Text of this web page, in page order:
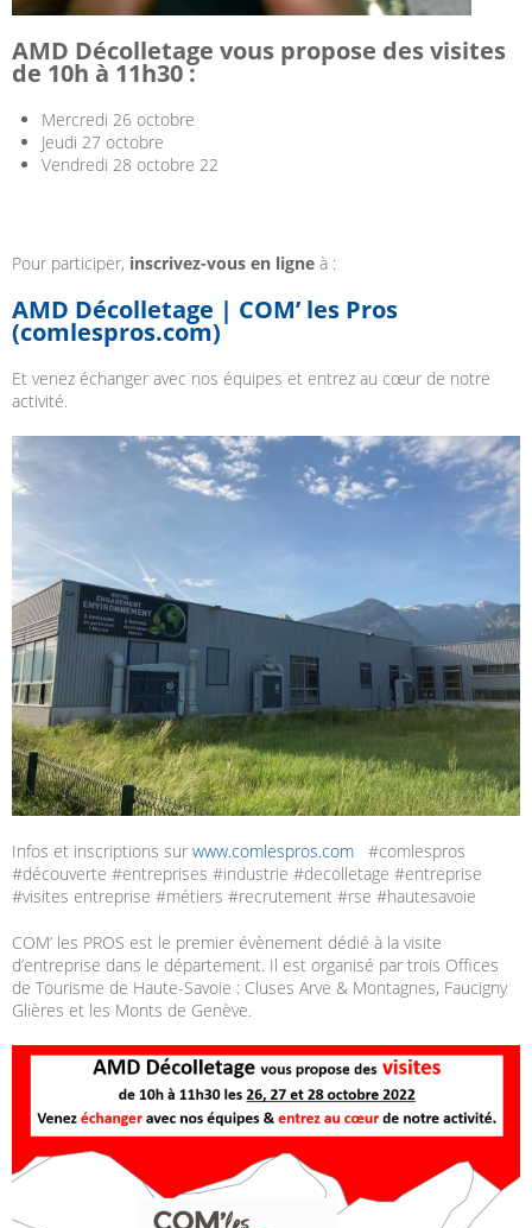
AMD Décolletage vous propose des visites
de 10h à 11h30 :
Mercredi 26 octobre
Jeudi 27 octobre
Vendredi 28 octobre 22
Pour participer, inscrivez-vous en ligne à :
AMD Décolletage | COM’ les Pros
(comlespros.com)
Et venez échanger avec nos équipes et entrez au cœur de notre
activité.
Infos et inscriptions sur www.comlespros.com #comlespros
#découverte #entreprises #industrie #decolletage #entreprise
#visites entreprise #métiers #recrutement #rse #hautesavoie
COM’ les PROS est le premier évènement dédié à la visite
d’entreprise dans le département. Il est organisé par trois Offices
de Tourisme de Haute-Savoie : Cluses Arve & Montagnes, Faucigny
Glières et les Monts de Genève.